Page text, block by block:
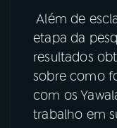
Além de
etapa da
resultados
sobre como
com os
trabalho em